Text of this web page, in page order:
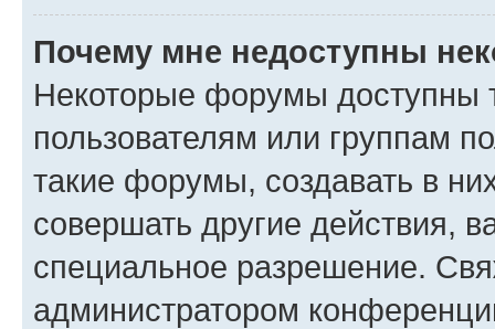
Почему мне недоступны
Некоторые форумы доступны
пользователям или группам
такие форумы, создавать в
совершать другие действия,
специальное разрешение.
администратором